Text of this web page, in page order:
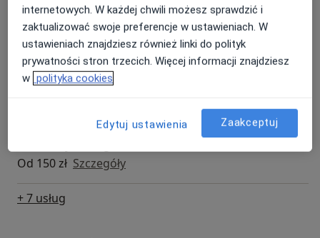
Konsultacja urologiczna + USG
transrektalne prostaty (TRUS)
Od 479 zł Szczegóły
Umów wizytę
Konsultacja urologiczna + USG
układu moczowego
Od 150 zł Szczegóły
+ 7 usług
internetowych. W każdej chwili możesz sprawdzić i
zaktualizować swoje preferencje w ustawieniach. W
ustawieniach znajdziesz również linki do polityk
prywatności stron trzecich. Więcej informacji znajdziesz
w polityka cookies
Edytuj ustawienia Zaakceptuj